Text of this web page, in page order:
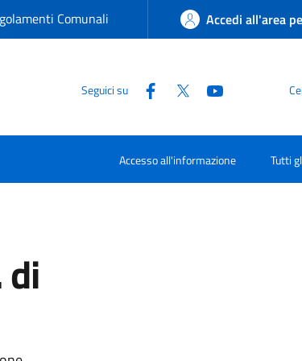
Comunali Accedi all'area
Seguici su
Accesso all'informazione Tutti
di